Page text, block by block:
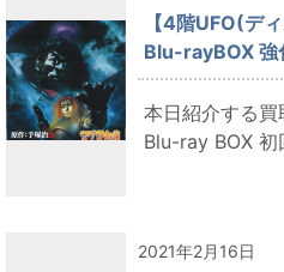
【4階UFO(デ
Blu-rayBOX 強
本日紹介する
Blu-ray BOX 初
2021年2月16日